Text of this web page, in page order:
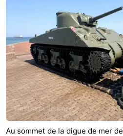
Au sommet de la digue de mer de